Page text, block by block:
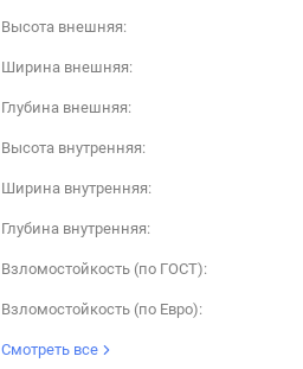
Высота внешняя:
Ширина внешняя:
Глубина внешняя:
Высота внутренняя:
Ширина внутренняя:
Глубина внутренняя:
Взломостойкость (по ГОСТ):
Взломостойкость (по Евро):
Смотреть все